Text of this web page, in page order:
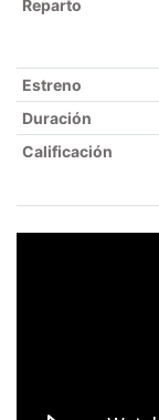
Reparto
Estreno
Duración
Calificación